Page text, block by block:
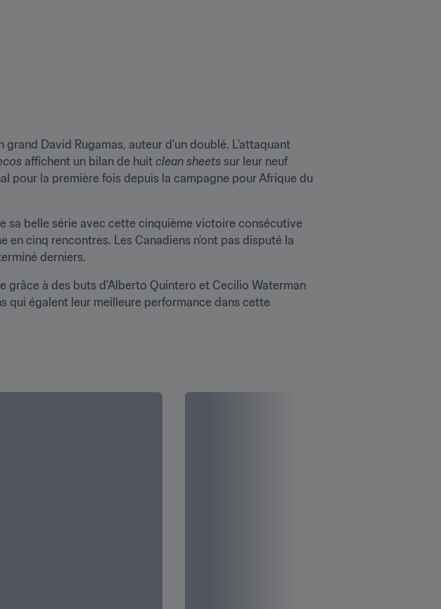
David Rugamas, auteur d'un doublé. L'attaquant
affichent un bilan de huit clean sheets sur leur neuf
pour la première fois depuis la campagne pour Afrique du
sa belle série avec cette cinquième victoire consécutive
en cinq rencontres. Les Canadiens n'ont pas disputé la
derniers.
grâce à des buts d'Alberto Quintero et Cecilio Waterman
qui égalent leur meilleure performance dans cette